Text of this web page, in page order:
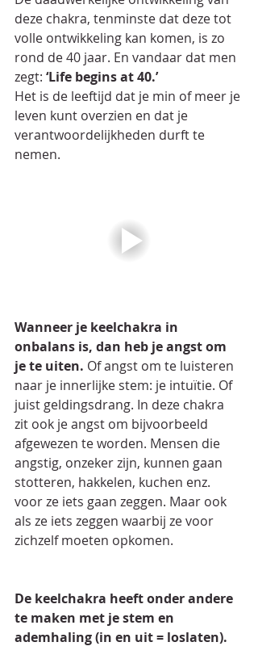
deze chakra, tenminste dat deze tot
volle ontwikkeling kan komen, is zo
rond de 40 jaar. En vandaar dat men
zegt: ‘Life begins at 40.’
Het is de leeftijd dat je min of meer je
leven kunt overzien en dat je
verantwoordelijkheden durft te
nemen.
Wanneer je keelchakra in
onbalans is, dan heb je angst om
je te uiten. Of angst om te luisteren
naar je innerlijke stem: je intuïtie. Of
juist geldingsdrang. In deze chakra
zit ook je angst om bijvoorbeeld
afgewezen te worden. Mensen die
angstig, onzeker zijn, kunnen gaan
stotteren, hakkelen, kuchen enz.
voor ze iets gaan zeggen. Maar ook
als ze iets zeggen waarbij ze voor
zichzelf moeten opkomen.
De keelchakra heeft onder andere
te maken met je stem en
ademhaling (in en uit = loslaten).